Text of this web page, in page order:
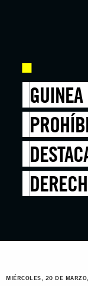
MIÉRCOLES, 20 DE